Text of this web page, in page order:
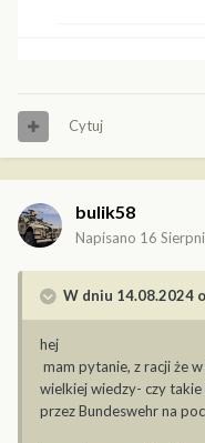
Cytuj
bulik58
Napisano 16
W dniu 14.08.2024
hej
mam pytanie, z racji że
wielkiej wiedzy- czy takie
przez Bundeswehr na